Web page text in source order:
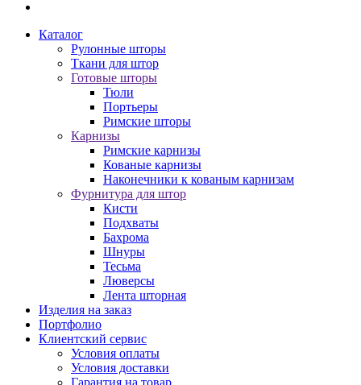
Каталог
Рулонные шторы
Ткани для штор
Готовые шторы
Тюли
Портьеры
Римские шторы
Карнизы
Римские карнизы
Кованые карнизы
Наконечники к кованым карнизам
Фурнитура для штор
Кисти
Подхваты
Бахрома
Шнуры
Тесьма
Люверсы
Лента шторная
Изделия на заказ
Портфолио
Клиентский сервис
Условия оплаты
Условия доставки
Гарантия на товар